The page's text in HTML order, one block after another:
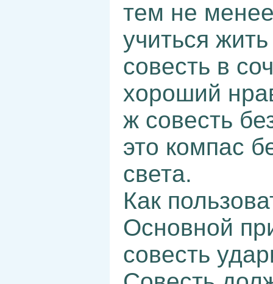
тем не
учиться
совесть в
хороший
ж совесть
это компас
света.
Как
Основной
совесть